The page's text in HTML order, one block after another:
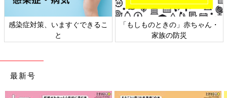
感染症対策、いますぐできるこ
と
「もしものときの」赤ちゃん・
家族の防災
最新号